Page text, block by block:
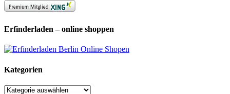
Erfinderladen – online shoppen
Kategorien
Kategorien